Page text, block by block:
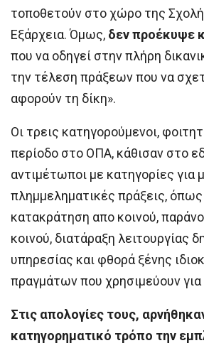
τοποθετούν στο χώρο της
Εξάρχεια. Όμως, δεν προέκυψε
που να οδηγεί στην πλήρη
την τέλεση πράξεων που να
αφορούν τη δίκη».
Οι τρεις κατηγορούμενοι,
περίοδο στο ΟΠΑ, κάθισαν στο
αντιμέτωποι με κατηγορίες για
πλημμεληματικές πράξεις,
κατακράτηση απο κοινού,
κοινού, διατάραξη λειτουργίας
υπηρεσίας και φθορά ξένης
πραγμάτων που χρησιμεύουν
Στις απολογίες τους,
κατηγορηματικό τρόπο την